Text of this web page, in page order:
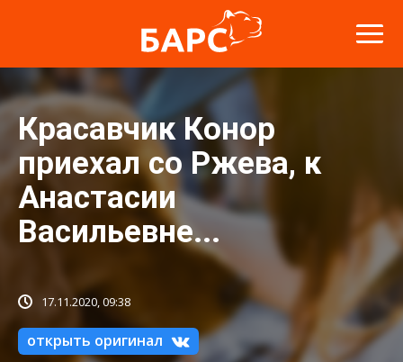
Красавчик Конор
приехал со Ржева, к
Анастасии
Васильевне...
17.11.2020, 09:38
открыть оригинал